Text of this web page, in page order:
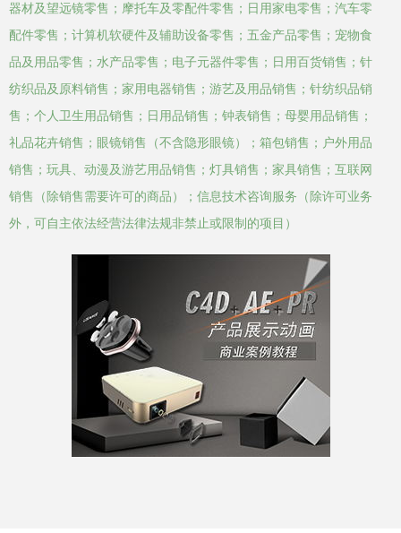
器材及望远镜零售；摩托车及零配件零售；日用家电零售；汽车零
配件零售；计算机软硬件及辅助设备零售；五金产品零售；宠物食
品及用品零售；水产品零售；电子元器件零售；日用百货销售；针
纺织品及原料销售；家用电器销售；游艺及用品销售；针纺织品销
售；个人卫生用品销售；日用品销售；钟表销售；母婴用品销售；
礼品花卉销售；眼镜销售（不含隐形眼镜）；箱包销售；户外用品
销售；玩具、动漫及游艺用品销售；灯具销售；家具销售；互联网
销售（除销售需要许可的商品）；信息技术咨询服务（除许可业务
外，可自主依法经营法律法规非禁止或限制的项目）